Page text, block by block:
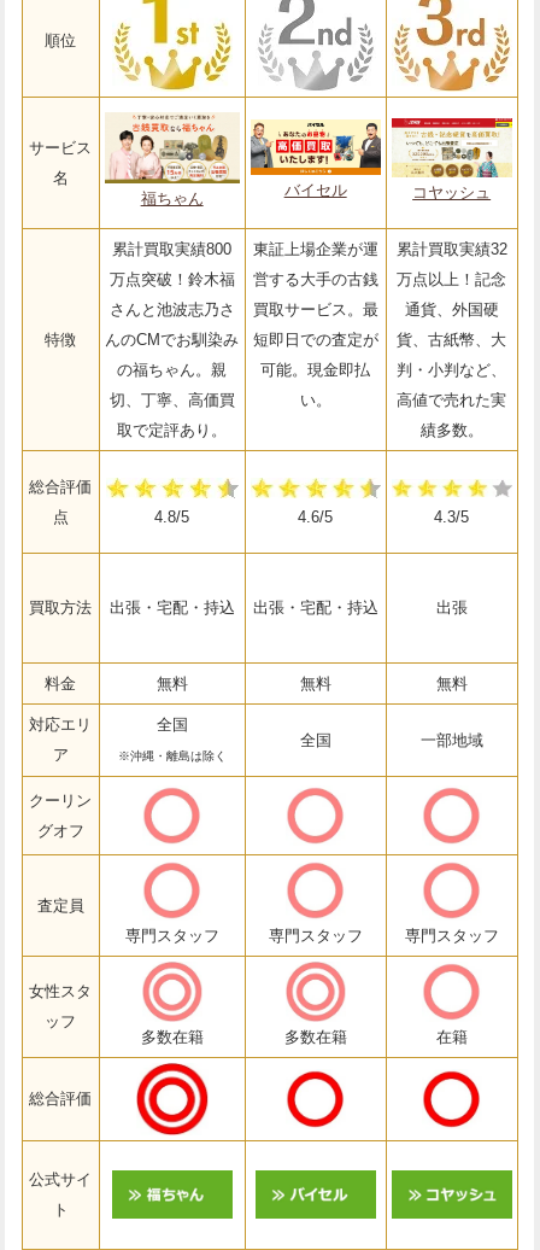
順位
サービス
名
福ちゃん
バイセル コヤッシュ
特徴
累計買取実績800
万点突破！鈴木福
さんと池波志乃さ
んのCMでお馴染み
の福ちゃん。親
切、丁寧、高価買
取で定評あり。
東証上場企業が運
営する大手の古銭
買取サービス。最
短即日での査定が
可能。現金即払
い。
累計買取実績32
万点以上！記念
通貨、外国硬
貨、古紙幣、大
判・小判など、
高値で売れた実
績多数。
総合評価
点
4.8/5 4.6/5 4.3/5
買取方法 出張・宅配・持込 出張・宅配・持込 出張
料金 無料 無料 無料
対応エリ
ア
全国
※沖縄・離島は除く
全国 一部地域
クーリン
グオフ
査定員
専門スタッフ
専門スタッフ 専門スタッフ
女性スタ
ッフ
多数在籍
多数在籍 在籍
総合評価
公式サイ
ト